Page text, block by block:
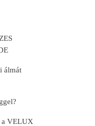
álmát
a VELUX